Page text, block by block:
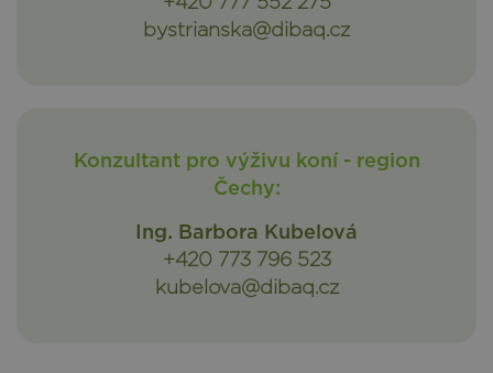
bystrianska@dibaq.cz
Konzultant pro výživu koní - region
Čechy:
Ing. Barbora Kubelová
+420 773 796 523
kubelova@dibaq.cz